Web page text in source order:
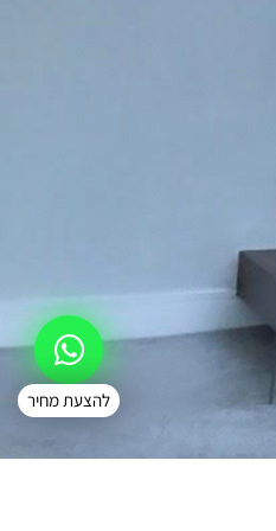
להצעת מחיר